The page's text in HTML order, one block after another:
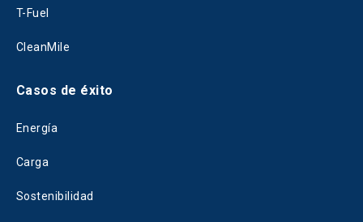
T-Fuel
CleanMile
Casos de éxito
Energía
Carga
Sostenibilidad